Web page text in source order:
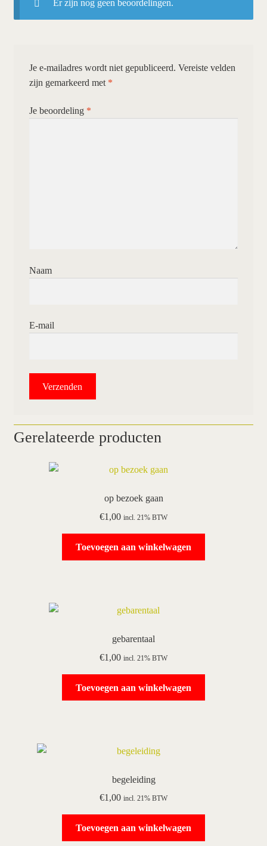
Er zijn nog geen beoordelingen.
Je e-mailadres wordt niet gepubliceerd. Vereiste velden
zijn gemarkeerd met *
Je beoordeling *
Naam
E-mail
Gerelateerde producten
op bezoek gaan
€1,00 incl. 21% BTW
Toevoegen aan winkelwagen
gebarentaal
€1,00 incl. 21% BTW
Toevoegen aan winkelwagen
begeleiding
€1,00 incl. 21% BTW
Toevoegen aan winkelwagen